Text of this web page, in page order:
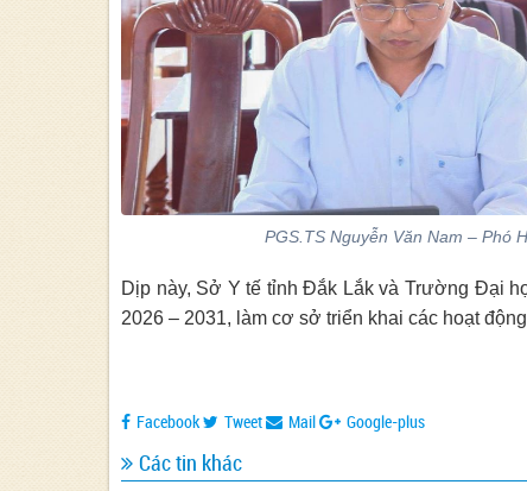
PGS.TS Nguyễn Văn Nam – Phó
Dịp này, Sở Y tế tỉnh Đắk Lắk và Trường Đại
2026 – 2031, làm cơ sở triển khai các hoạt
Facebook Tweet Mail Google-plus
Các tin khác